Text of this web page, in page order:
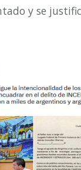
y se